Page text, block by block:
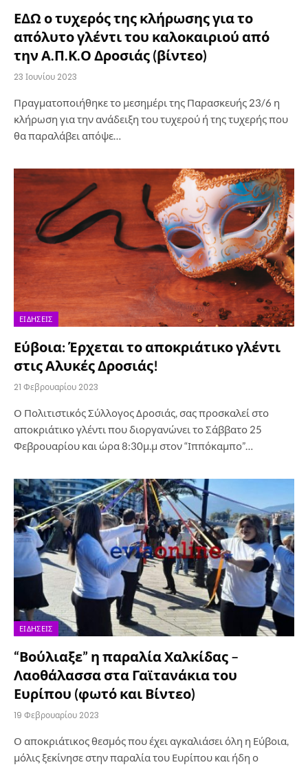
ΕΔΩ ο τυχερός της κλήρωσης για το
απόλυτο γλέντι του καλοκαιριού από
την Α.Π.Κ.Ο Δροσιάς (βίντεο)
23 Ιουνίου 2023
Πραγματοποιήθηκε το μεσημέρι της Παρασκευής 23/6 η
κλήρωση για την ανάδειξη του τυχερού ή της τυχερής που
θα παραλάβει απόψε…
ΕΙΔΉΣΕΙΣ
Εύβοια: Έρχεται το αποκριάτικο γλέντι
στις Αλυκές Δροσιάς!
21 Φεβρουαρίου 2023
Ο Πολιτιστικός Σύλλογος Δροσιάς, σας προσκαλεί στο
αποκριάτικο γλέντι που διοργανώνει το Σάββατο 25
Φεβρουαρίου και ώρα 8:30μ.μ στον “Ιππόκαμπο”…
ΕΙΔΉΣΕΙΣ
“Βούλιαξε” η παραλία Χαλκίδας –
Λαοθάλασσα στα Γαϊτανάκια του
Ευρίπου (φωτό και Βίντεο)
19 Φεβρουαρίου 2023
Ο αποκριάτικος θεσμός που έχει αγκαλιάσει όλη η Εύβοια,
μόλις ξεκίνησε στην παραλία του Ευρίπου και ήδη ο